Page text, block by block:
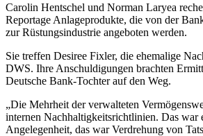
Carolin Hentschel und Norman Laryea
Reportage Anlageprodukte, die von der
zur Rüstungsindustrie angeboten werden.
Sie treffen Desiree Fixler, die ehemalige
DWS. Ihre Anschuldigungen brachten
Deutsche Bank-Tochter auf den Weg.
„Die Mehrheit der verwalteten
internen Nachhaltigkeitsrichtlinien. Das war
Angelegenheit, das war Verdrehung von